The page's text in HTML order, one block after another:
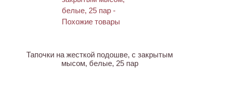
Тапочки на жесткой подошве, с закрытым
мысом, белые, 25 пар